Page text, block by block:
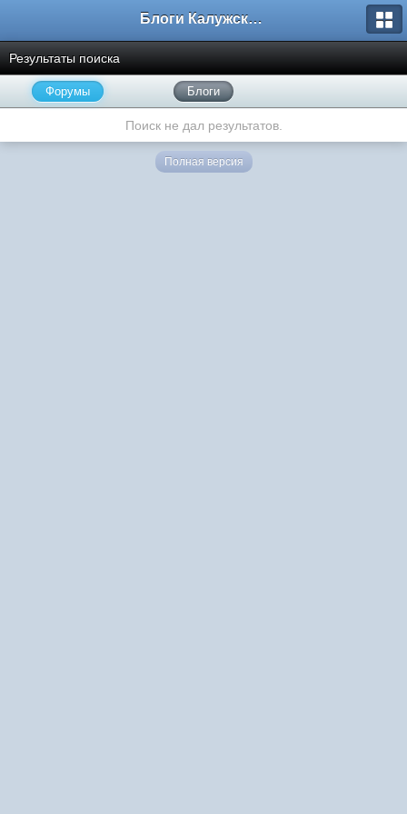
Блоги Калужского перекрестка
Результаты поиска
Форумы Блоги
Поиск не дал результатов.
Полная версия